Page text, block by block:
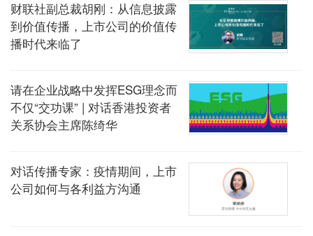
财联社副总裁胡刚：从信息披露
到价值传播，上市公司的价值传
播时代来临了
请在企业战略中发挥ESG理念而
不仅“交功课” | 对话香港投资者
关系协会主席陈绮华
对话传播专家：疫情期间，上市
公司如何与各利益方沟通